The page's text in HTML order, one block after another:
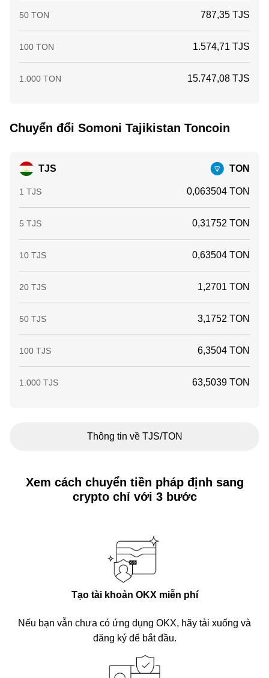
50 TON 787,35 TJS
100 TON 1.574,71 TJS
1.000 TON 15.747,08 TJS
Chuyển đổi Somoni Tajikistan Toncoin
TJS TON
1 TJS 0,063504 TON
5 TJS 0,31752 TON
10 TJS 0,63504 TON
20 TJS 1,2701 TON
50 TJS 3,1752 TON
100 TJS 6,3504 TON
1.000 TJS 63,5039 TON
Thông tin về TJS/TON
Xem cách chuyển tiền pháp định sang
crypto chỉ với 3 bước
Tạo tài khoản OKX miễn phí
Nếu bạn vẫn chưa có ứng dụng OKX, hãy tải xuống và
đăng ký để bắt đầu.